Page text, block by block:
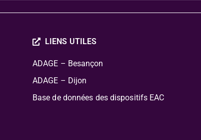
LIENS UTILES
ADAGE – Besançon
ADAGE – Dijon
Base de données des dispositifs EAC